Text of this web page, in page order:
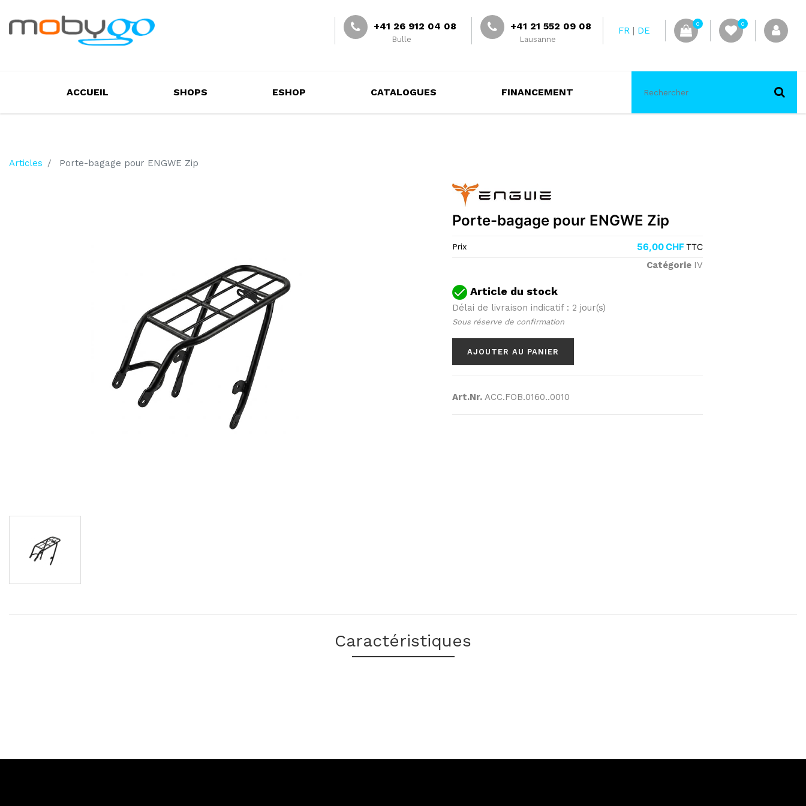
+41 26 912 04 08
Bulle
+41 21 552 09 08
Lausanne
FR DE
0 0
ACCUEIL SHOPS ESHOP CATALOGUES FINANCEMENT
Articles Porte-bagage pour ENGWE Zip
Porte-bagage pour ENGWE Zip
Prix 56,00CHFTTC
Catégorie IV
Article du stock
Délai de livraison indicatif : 2 jour(s)
Sous réserve de confirmation
AJOUTER AU PANIER
Art.Nr.ACC.FOB.0160..0010
Caractéristiques